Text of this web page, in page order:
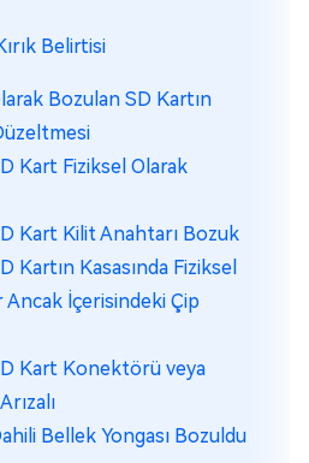
Belirtisi
Bozulan SD Kartın
Kart Fiziksel Olarak
Kart Kilit Anahtarı Bozuk
Kartın Kasasında Fiziksel
Ancak İçerisindeki Çip
Kart Konektörü veya
Bellek Yongası Bozuldu